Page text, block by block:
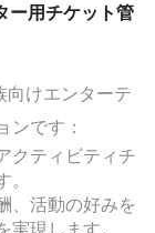
ー用チケット管
けエンターテ
ンです：
クティビティチ
、活動の好みを
現します。